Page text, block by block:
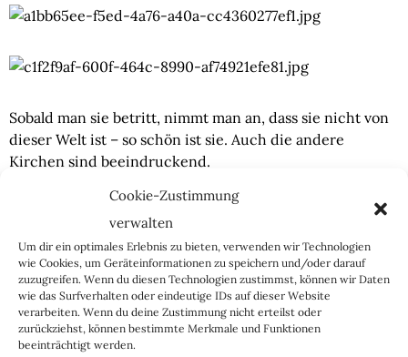
Cookie-Zustimmung
verwalten
Um dir ein optimales Erlebnis zu bieten, verwenden wir Technologien
wie Cookies, um Geräteinformationen zu speichern und/oder darauf
zuzugreifen. Wenn du diesen Technologien zustimmst, können wir Daten
wie das Surfverhalten oder eindeutige IDs auf dieser Website
verarbeiten. Wenn du deine Zustimmung nicht erteilst oder
zurückziehst, können bestimmte Merkmale und Funktionen
beeinträchtigt werden.
Sobald man sie betritt, nimmt man an, dass sie nicht von
dieser Welt ist – so schön ist sie. Auch die andere
Kirchen sind beeindruckend.
Ich will heutzutage mal einen sehen, der knapp 100
Meter hoch Klinker mauert und damit eine Kathedrale
erschafft.